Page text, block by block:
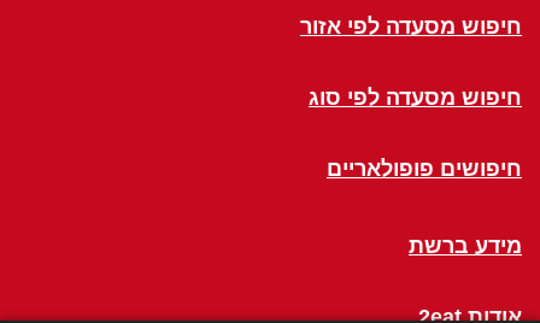
חיפוש מסעדה לפי אזור
חיפוש מסעדה לפי סוג
חיפושים פופולאריים
מידע ברשת
אודות 2eat